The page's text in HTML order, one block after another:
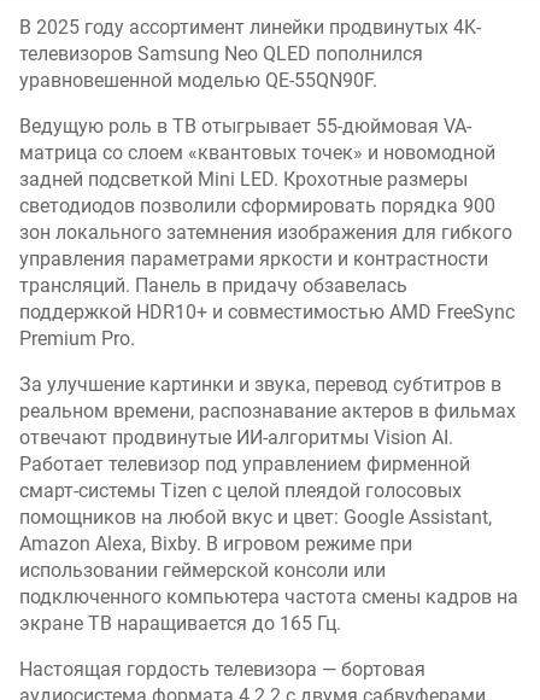
В 2025 году ассортимент линейки продвинутых 4K-
телевизоров Samsung Neo QLED пополнился
уравновешенной моделью QE-55QN90F.
Ведущую роль в ТВ отыгрывает 55-дюймовая VA-
матрица со слоем «квантовых точек» и новомодной
задней подсветкой Mini LED. Крохотные размеры
светодиодов позволили сформировать порядка 900
зон локального затемнения изображения для гибкого
управления параметрами яркости и контрастности
трансляций. Панель в придачу обзавелась
поддержкой HDR10+ и совместимостью AMD FreeSync
Premium Pro.
За улучшение картинки и звука, перевод субтитров в
реальном времени, распознавание актеров в фильмах
отвечают продвинутые ИИ-алгоритмы Vision AI.
Работает телевизор под управлением фирменной
смарт-системы Tizen с целой плеядой голосовых
помощников на любой вкус и цвет: Google Assistant,
Amazon Alexa, Bixby. В игровом режиме при
использовании геймерской консоли или
подключенного компьютера частота смены кадров на
экране ТВ наращивается до 165 Гц.
Настоящая гордость телевизора — бортовая